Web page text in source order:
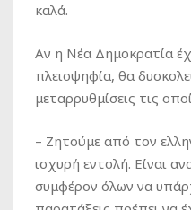
καλά.
Αν η Νέα Δημοκρατία
πλειοψηφία, θα
μεταρρυθμίσεις τις
– Ζητούμε από τον
ισχυρή εντολή. Είναι
συμφέρον όλων να